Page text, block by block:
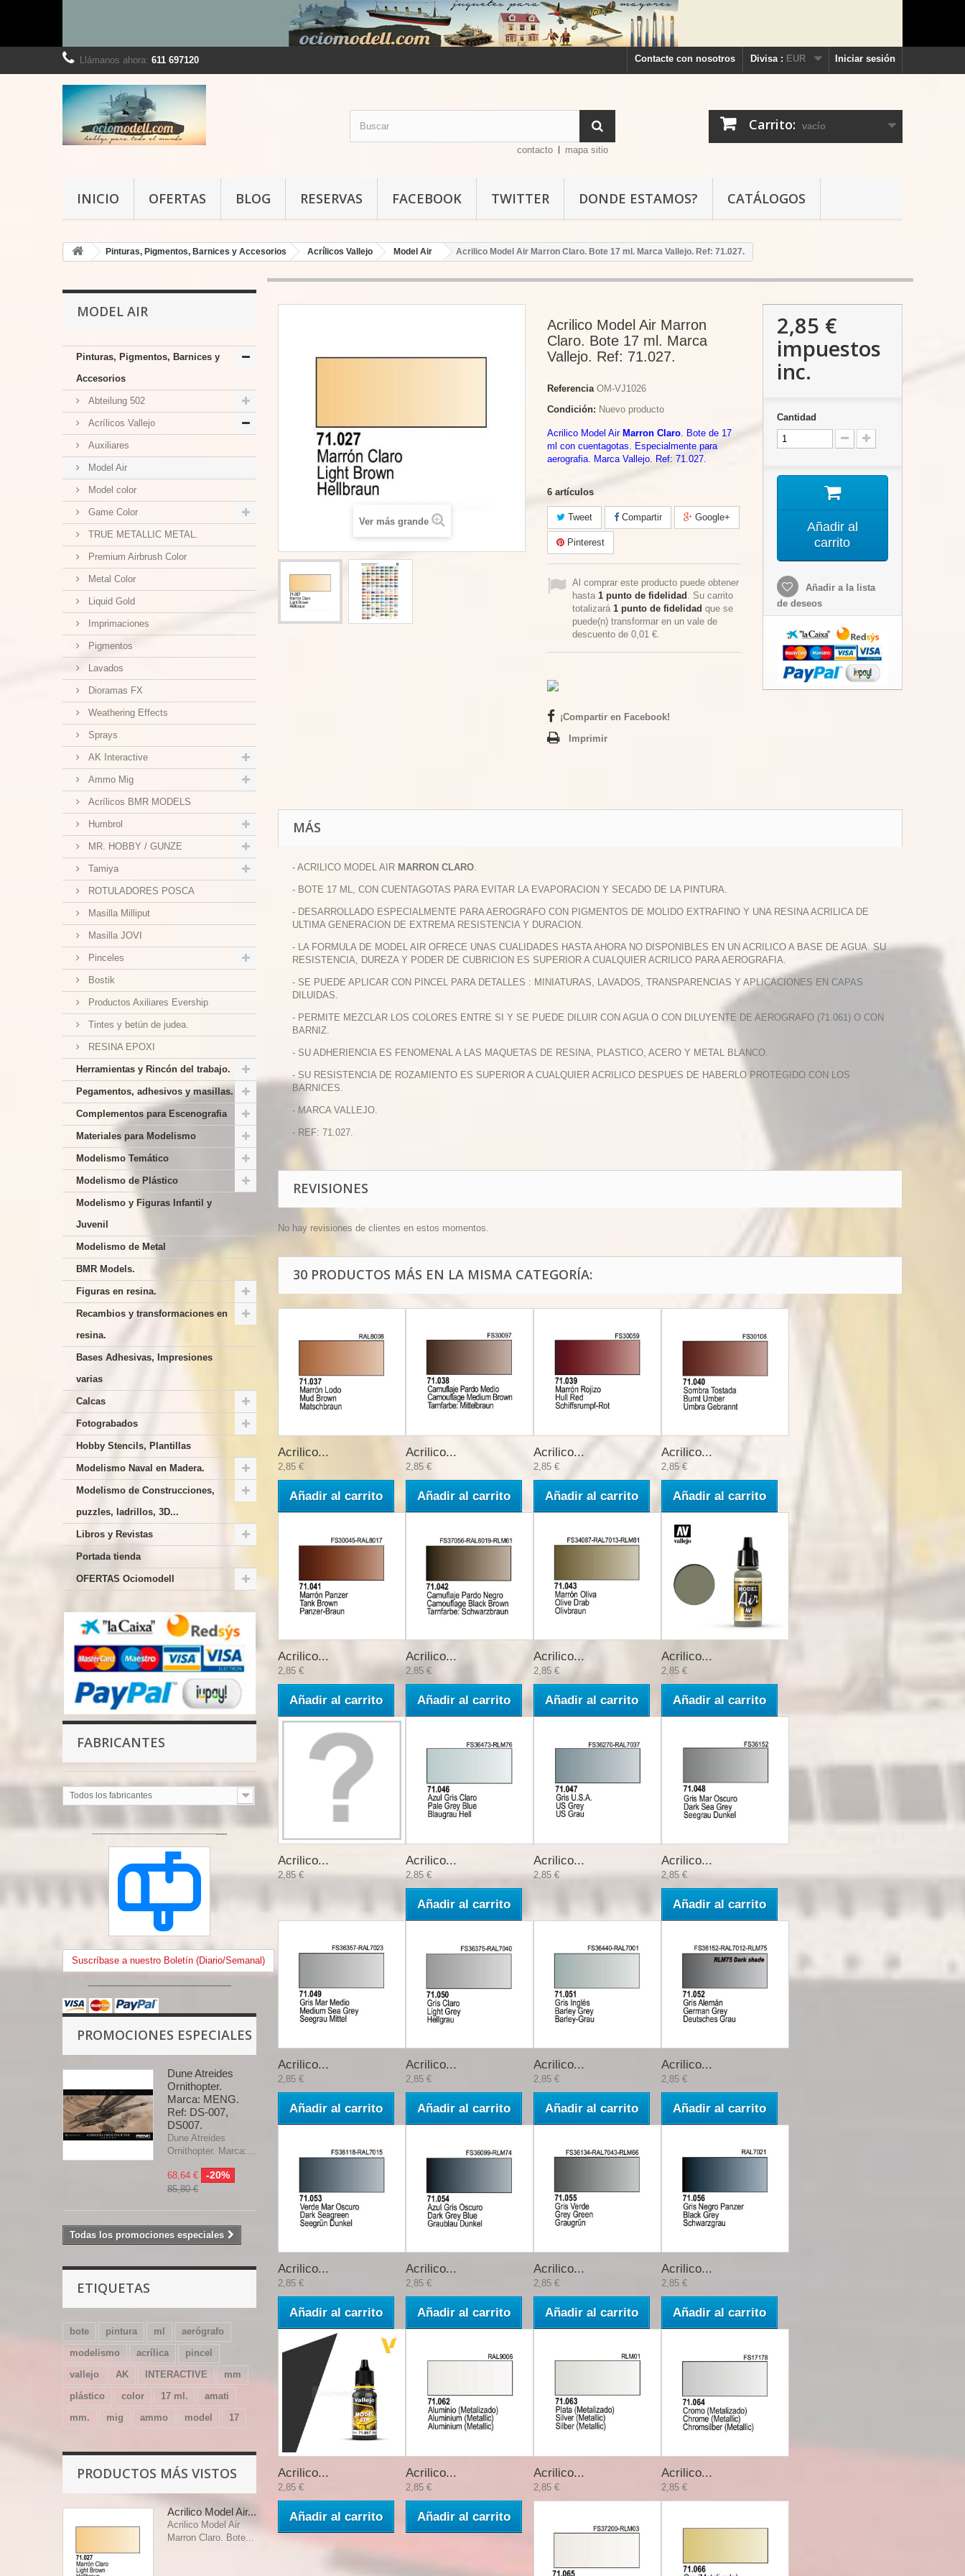
Iniciar sesión
Divisa : EUR
Contacte con nosotros
Llámanos ahora: 611 697120
Carrito: vacío
contacto mapa sitio
INICIO OFERTAS BLOG RESERVAS FACEBOOK TWITTER DONDE ESTAMOS? CATÁLOGOS
Pinturas, Pigmentos, Barnices y Accesorios Acrílicos Vallejo Model Air Acrilico Model Air Marron Claro. Bote 17 ml. Marca Vallejo. Ref: 71.027.
MODEL AIR
Pinturas, Pigmentos, Barnices y
Accesorios
Abteilung 502
Acrílicos Vallejo
Auxiliares
Model Air
Model color
Game Color
TRUE METALLIC METAL.
Premium Airbrush Color
Metal Color
Liquid Gold
Imprimaciones
Pigmentos
Lavados
Dioramas FX
Weathering Effects
Sprays
AK Interactive
Ammo Mig
Acrílicos BMR MODELS
Humbrol
MR. HOBBY / GUNZE
Tamiya
ROTULADORES POSCA
Masilla Milliput
Masilla JOVI
Pinceles
Bostik
Productos Axiliares Evership
Tintes y betún de judea.
RESINA EPOXI
Herramientas y Rincón del trabajo.
Pegamentos, adhesivos y masillas.
Complementos para Escenografia
Materiales para Modelismo
Modelismo Temático
Modelismo de Plástico
Modelismo y Figuras Infantil y
Juvenil
Modelismo de Metal
BMR Models.
Figuras en resina.
Recambios y transformaciones en
resina.
Bases Adhesivas, Impresiones
varias
Calcas
Fotograbados
Hobby Stencils, Plantillas
Modelismo Naval en Madera.
Modelismo de Construcciones,
puzzles, ladrillos, 3D...
Libros y Revistas
Portada tienda
OFERTAS Ociomodell
FABRICANTES
Todos los fabricantes
-----------------------------------------------
Suscríbase a nuestro Boletín (Diario/Semanal)
--------------------------------------------------
PROMOCIONES ESPECIALES
Dune Atreides
Ornithopter.
Marca: MENG.
Ref: DS-007,
DS007.
Dune Atreides
Ornithopter. Marca:...
68,64 € -20%
85,80 €
Todas los promociones especiales
ETIQUETAS
bote pintura ml
aerógrafo
modelismo
acrílica
pincel
vallejo
AK INTERACTIVE
mm
plástico
color 17 ml.
amati
mm.
mig ammo model 17
PRODUCTOS MÁS VISTOS
Acrilico Model Air...
Acrilico Model Air
Marron Claro. Bote...
Ver más grande
Acrilico Model Air Marron
Claro. Bote 17 ml. Marca
Vallejo. Ref: 71.027.
Referencia OM-VJ1026
Condición: Nuevo producto
Acrilico Model Air Marron Claro. Bote de 17
ml con cuentagotas. Especialmente para
aerografia. Marca Vallejo. Ref: 71.027.
6 artículos
Tweet Compartir Google+
Pinterest
Al comprar este producto puede obtener
hasta 1 punto de fidelidad . Su carrito
totalizará 1 punto de fidelidad que se
puede(n) transformar en un vale de
descuento de 0,01 €.
¡Compartir en Facebook!
Imprimir
2,85 €
impuestos
inc.
Cantidad
Añadir al
carrito
Añadir a la lista
de deseos
MÁS
- ACRILICO MODEL AIR MARRON CLARO.
- BOTE 17 ML, CON CUENTAGOTAS PARA EVITAR LA EVAPORACION Y SECADO DE LA PINTURA.
- DESARROLLADO ESPECIALMENTE PARA AEROGRAFO CON PIGMENTOS DE MOLIDO EXTRAFINO Y UNA RESINA ACRILICA DE
ULTIMA GENERACION DE EXTREMA RESISTENCIA Y DURACION.
- LA FORMULA DE MODEL AIR OFRECE UNAS CUALIDADES HASTA AHORA NO DISPONIBLES EN UN ACRILICO A BASE DE AGUA. SU
RESISTENCIA, DUREZA Y PODER DE CUBRICION ES SUPERIOR A CUALQUIER ACRILICO PARA AEROGRAFIA.
- SE PUEDE APLICAR CON PINCEL PARA DETALLES : MINIATURAS, LAVADOS, TRANSPARENCIAS Y APLICACIONES EN CAPAS
DILUIDAS.
- PERMITE MEZCLAR LOS COLORES ENTRE SI Y SE PUEDE DILUIR CON AGUA O CON DILUYENTE DE AEROGRAFO (71.061) O CON
BARNIZ.
- SU ADHERIENCIA ES FENOMENAL A LAS MAQUETAS DE RESINA, PLASTICO, ACERO Y METAL BLANCO.
- SU RESISTENCIA DE ROZAMIENTO ES SUPERIOR A CUALQUIER ACRILICO DESPUES DE HABERLO PROTEGIDO CON LOS
BARNICES.
- MARCA VALLEJO.
- REF: 71.027.
REVISIONES
No hay revisiones de clientes en estos momentos.
30 PRODUCTOS MÁS EN LA MISMA CATEGORÍA:
Acrilico...
2,85 €
Añadir al carrito
Acrilico...
2,85 €
Añadir al carrito
Acrilico...
2,85 €
Añadir al carrito
Acrilico...
2,85 €
Añadir al carrito
Acrilico...
2,85 €
Añadir al carrito
Acrilico...
2,85 €
Añadir al carrito
Acrilico...
2,85 €
Añadir al carrito
Acrilico...
2,85 €
Añadir al carrito
Acrilico...
2,85 €
Acrilico...
2,85 €
Añadir al carrito
Acrilico...
2,85 €
Acrilico...
2,85 €
Añadir al carrito
Acrilico...
2,85 €
Añadir al carrito
Acrilico...
2,85 €
Añadir al carrito
Acrilico...
2,85 €
Añadir al carrito
Acrilico...
2,85 €
Añadir al carrito
Acrilico...
2,85 €
Añadir al carrito
Acrilico...
2,85 €
Añadir al carrito
Acrilico...
2,85 €
Añadir al carrito
Acrilico...
2,85 €
Añadir al carrito
Acrilico...
2,85 €
Añadir al carrito
Acrilico...
2,85 €
Añadir al carrito
Acrilico...
2,85 €
Acrilico...
2,85 €